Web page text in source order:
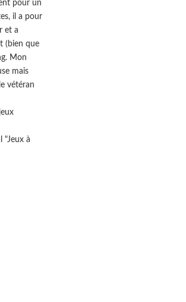
pour un
il a pour
et a
(bien que
Mon
mais
vétéran
"Jeux à